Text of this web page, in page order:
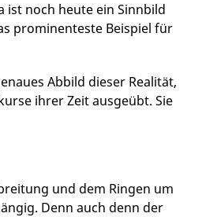
ist noch heute ein Sinnbild
prominenteste Beispiel für
Abbild dieser Realität,
ihrer Zeit ausgeübt. Sie
und dem Ringen um
Denn auch denn der